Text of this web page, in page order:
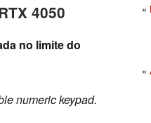
4050
no limite do
numeric keypad.